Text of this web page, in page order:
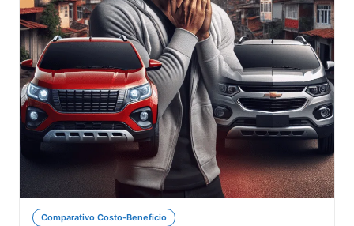
Comparativo Costo-Beneficio